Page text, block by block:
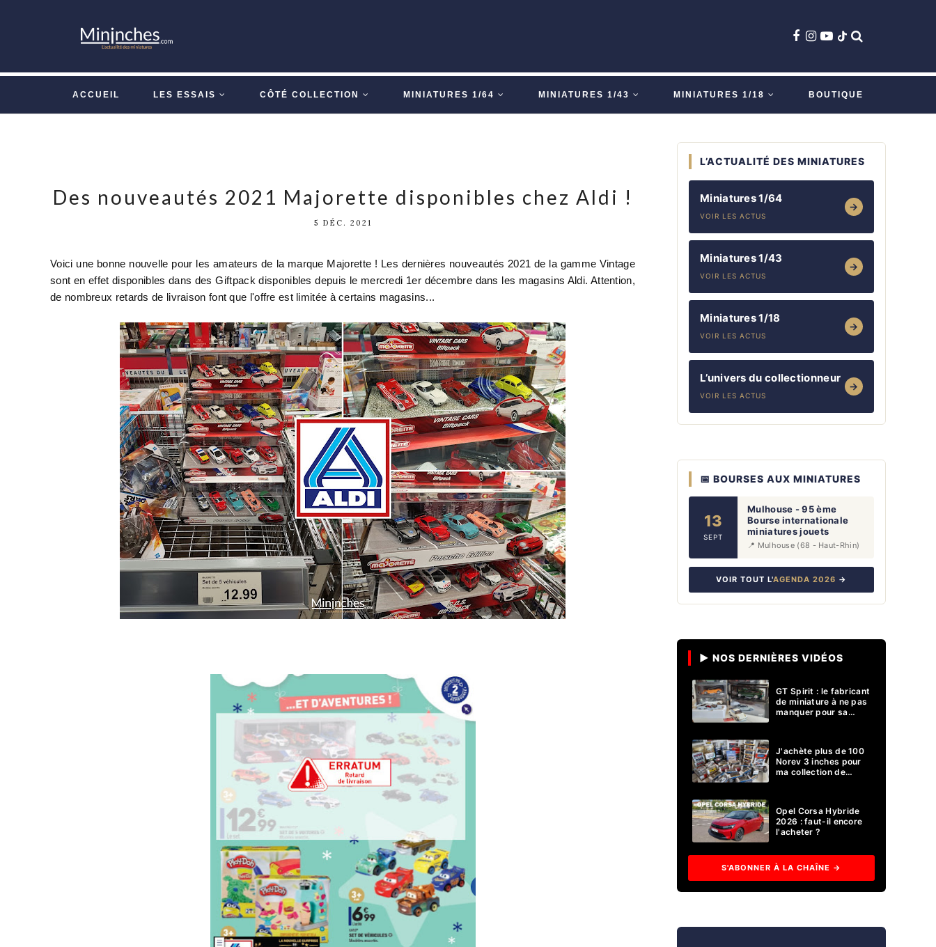
ACCUEIL LES ESSAIS CÔTÉ COLLECTION MINIATURES 1/64 MINIATURES 1/43 MINIATURES 1/18 BOUTIQUE
Des nouveautés 2021 Majorette disponibles chez Aldi !
5 DÉC. 2021
Voici une bonne nouvelle pour les amateurs de la marque Majorette ! Les dernières nouveautés 2021 de la gamme Vintage
sont en effet disponibles dans des Giftpack disponibles depuis le mercredi 1er décembre dans les magasins Aldi. Attention,
de nombreux retards de livraison font que l'offre est limitée à certains magasins...
L’ACTUALITÉ DES MINIATURES
Miniatures 1/64
VOIR LES ACTUS
→
Miniatures 1/43
VOIR LES ACTUS
→
Miniatures 1/18
VOIR LES ACTUS
→
L’univers du collectionneur
VOIR LES ACTUS
→
📅 BOURSES AUX MINIATURES
13
SEPT
Mulhouse - 95 ème
Bourse internationale
miniatures jouets
📍 Mulhouse (68 - Haut-Rhin)
VOIR TOUT L'AGENDA 2026 →
▶ NOS DERNIÈRES VIDÉOS
GT Spirit : le fabricant
de miniature à ne pas
manquer pour sa
J'achète plus de 100
Norev 3 inches pour
ma collection de
Opel Corsa Hybride
2026 : faut-il encore
l'acheter ?
S'ABONNER À LA CHAÎNE →